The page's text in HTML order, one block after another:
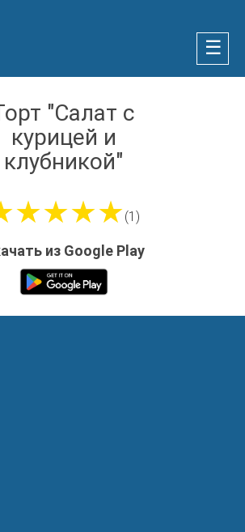
☰
"Салат с
курицей и
клубникой"
(1)
из Google Play